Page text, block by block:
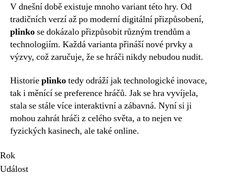
V dnešní době existuje mnoho variant této hry. Od
tradičních verzí až po moderní digitální přizpůsobení,
plinkose dokázalo přizpůsobit různým trendům a
technologiím. Každá varianta přináší nové prvky a
výzvy, což zaručuje, že se hráči nikdy nebudou nudit.
Historieplinkotedy odráží jak technologické inovace,
tak i měnící se preference hráčů. Jak se hra vyvíjela,
stala se stále více interaktivní a zábavná. Nyní si ji
mohou zahrát hráči z celého světa, a to nejen ve
fyzických kasinech, ale také online.
Rok
Událost